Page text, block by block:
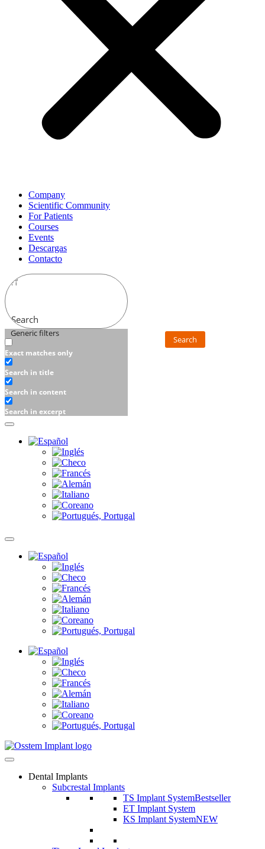
Company
Scientific Community
For Patients
Courses
Events
Descargas
Contacto
Search
Generic filters
Exact matches only
Search in title
Search in content
Search in excerpt
Search
Dental Implants
Subcrestal Implants
TS Implant SystemBestseller
ET Implant System
KS Implant SystemNEW